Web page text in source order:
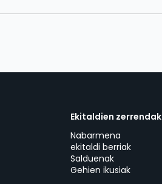
Ekitaldien zerrendak
Nabarmena
ekitaldi berriak
Salduenak
Gehien ikusiak